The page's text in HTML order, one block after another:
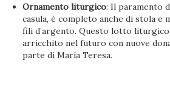
Ornamento liturgico: Il paramento
casula, è completo anche di stola e
fili d’argento. Questo lotto
arricchito nel futuro con nuove
parte di María Teresa.